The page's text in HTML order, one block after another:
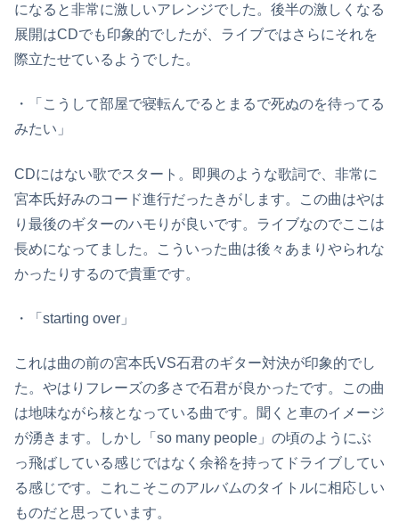
になると非常に激しいアレンジでした。後半の激しくなる
展開はCDでも印象的でしたが、ライブではさらにそれを
際立たせているようでした。
・「こうして部屋で寝転んでるとまるで死ぬのを待ってる
みたい」
CDにはない歌でスタート。即興のような歌詞で、非常に
宮本氏好みのコード進行だったきがします。この曲はやは
り最後のギターのハモりが良いです。ライブなのでここは
長めになってました。こういった曲は後々あまりやられな
かったりするので貴重です。
・「starting over」
これは曲の前の宮本氏VS石君のギター対決が印象的でし
た。やはりフレーズの多さで石君が良かったです。この曲
は地味ながら核となっている曲です。聞くと車のイメージ
が湧きます。しかし「so many people」の頃のようにぶ
っ飛ばしている感じではなく余裕を持ってドライブしてい
る感じです。これこそこのアルバムのタイトルに相応しい
ものだと思っています。